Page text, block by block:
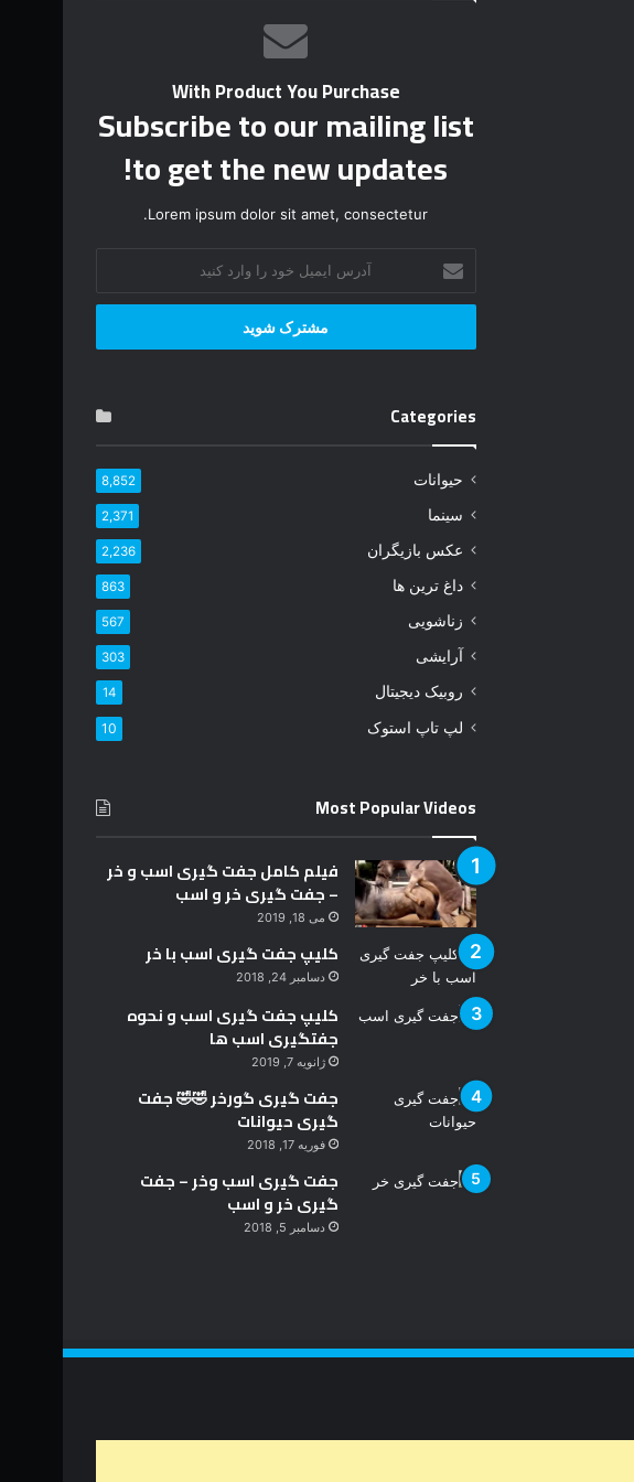
With Product You Purchase
Subscribe to our mailing list
to get the new updates!
Lorem ipsum dolor sit amet, consectetur.
ر
ا
ی
ل
د
ا
و
ر
د
ن
ی
Categories
حیوانات 8,852
سینما 2,371
عکس بازیگران 2,236
داغ ترین ها 863
زناشویی 567
آرایشی 303
روبیک دیجیتال 14
لپ تاپ استوک 10
Most Popular Videos
فیلم کامل جفت گیری اسب و خر
– جفت گیری خر و اسب
می 18, 2019
کلیپ جفت گیری اسب با خر
دسامبر 24, 2018
کلیپ جفت گیری اسب و نحوه
جفتگیری اسب ها
ژانویه 7, 2019
جفت گیری گورخر 🤣🤣 جفت
گیری حیوانات
فوریه 17, 2018
جفت گیری اسب وخر – جفت
گیری خر و اسب
دسامبر 5, 2018